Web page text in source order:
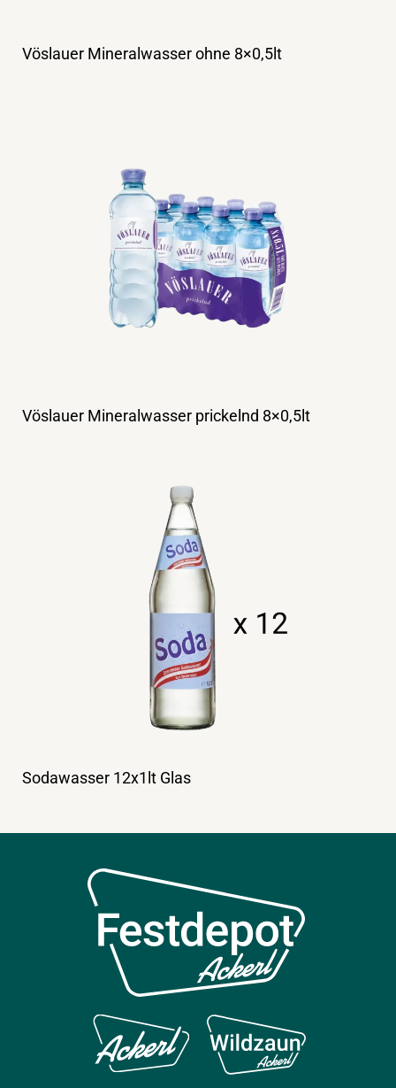
Vöslauer Mineralwasser ohne 8×0,5lt
Vöslauer Mineralwasser prickelnd 8×0,5lt
Sodawasser 12x1lt Glas